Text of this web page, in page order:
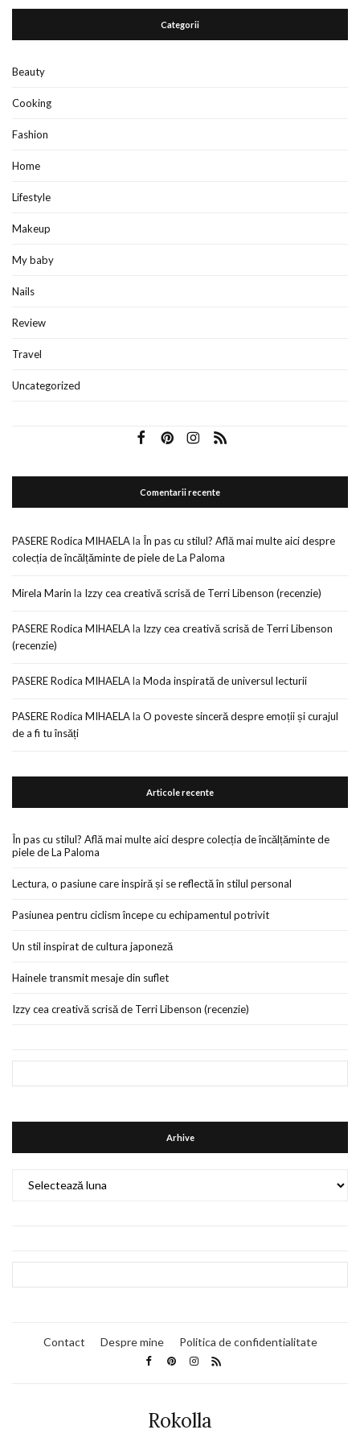
Categorii
Beauty
Cooking
Fashion
Home
Lifestyle
Makeup
My baby
Nails
Review
Travel
Uncategorized
Comentarii recente
PASERE Rodica MIHAELAla În pas cu stilul? Află mai multe aici despre
colecția de încălțăminte de piele de La Paloma
Mirela Marin la Izzy cea creativă scrisă de Terri Libenson (recenzie)
PASERE Rodica MIHAELAla Izzy cea creativă scrisă de Terri Libenson
(recenzie)
PASERE Rodica MIHAELAla Moda inspirată de universul lecturii
PASERE Rodica MIHAELAla O poveste sinceră despre emoții și curajul
de a fi tu însăți
Articole recente
În pas cu stilul? Află mai multe aici despre colecția de încălțăminte de
piele de La Paloma
Lectura, o pasiune care inspiră și se reflectă în stilul personal
Pasiunea pentru ciclism începe cu echipamentul potrivit
Un stil inspirat de cultura japoneză
Hainele transmit mesaje din suflet
Izzy cea creativă scrisă de Terri Libenson (recenzie)
Arhive
Contact Despre mine Politica de confidentialitate
Rokolla